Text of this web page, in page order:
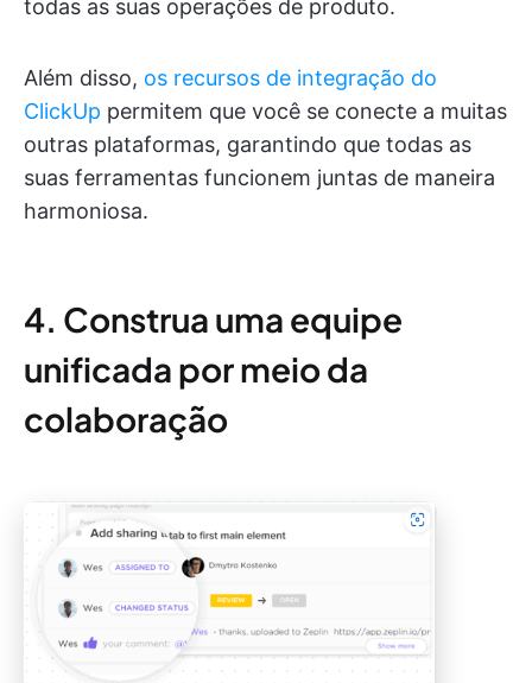
todas as suas operações de produto.
Além disso, os recursos de integração do
ClickUp permitem que você se conecte a muitas
outras plataformas, garantindo que todas as
suas ferramentas funcionem juntas de maneira
harmoniosa.
4. Construa uma equipe
unificada por meio da
colaboração